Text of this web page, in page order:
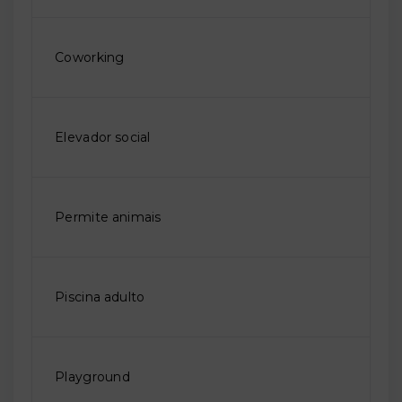
Coworking
Elevador social
Permite animais
Piscina adulto
Playground